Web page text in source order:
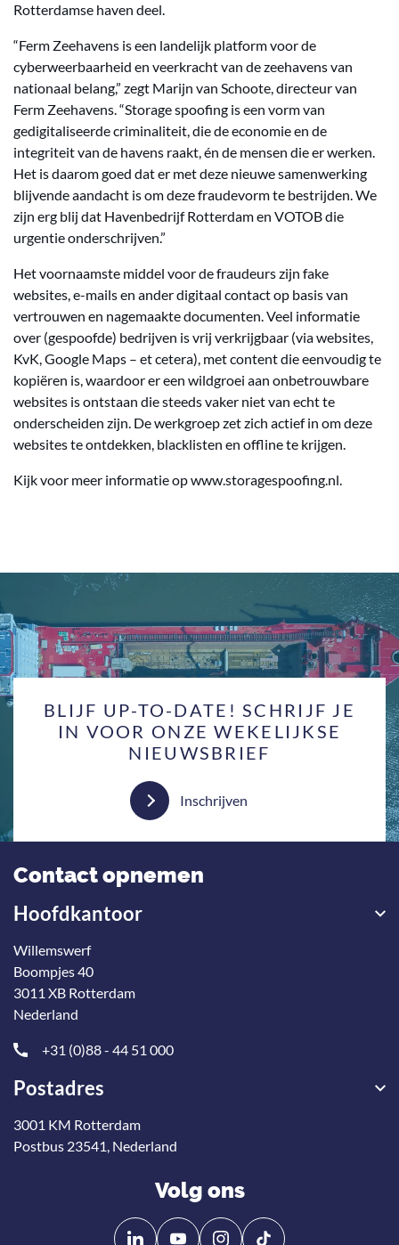
Rotterdamse haven deel.
“Ferm Zeehavens is een landelijk platform voor de
cyberweerbaarheid en veerkracht van de zeehavens van
nationaal belang,” zegt Marijn van Schoote, directeur van
Ferm Zeehavens. “Storage spoofing is een vorm van
gedigitaliseerde criminaliteit, die de economie en de
integriteit van de havens raakt, én de mensen die er werken.
Het is daarom goed dat er met deze nieuwe samenwerking
blijvende aandacht is om deze fraudevorm te bestrijden. We
zijn erg blij dat Havenbedrijf Rotterdam en VOTOB die
urgentie onderschrijven.”
Het voornaamste middel voor de fraudeurs zijn fake
websites, e-mails en ander digitaal contact op basis van
vertrouwen en nagemaakte documenten. Veel informatie
over (gespoofde) bedrijven is vrij verkrijgbaar (via websites,
KvK, Google Maps – et cetera), met content die eenvoudig te
kopiëren is, waardoor er een wildgroei aan onbetrouwbare
websites is ontstaan die steeds vaker niet van echt te
onderscheiden zijn. De werkgroep zet zich actief in om deze
websites te ontdekken, blacklisten en offline te krijgen.
Kijk voor meer informatie op www.storagespoofing.nl.
BLIJF UP-TO-DATE! SCHRIJF JE
IN VOOR ONZE WEKELIJKSE
NIEUWSBRIEF
Inschrijven
Contact opnemen
Hoofdkantoor
Willemswerf
Boompjes 40
3011 XB Rotterdam
Nederland
+31 (0)88 - 44 51 000
Postadres
3001 KM Rotterdam
Postbus 23541, Nederland
Volg ons
Volg
Volg